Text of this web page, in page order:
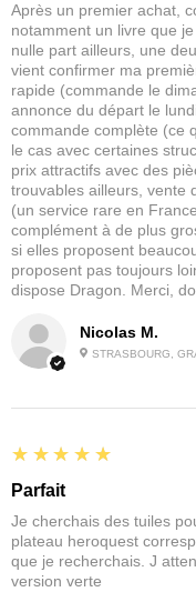
Nicolas M.
STRASBOURG,
Après un premier achat,
notamment un livre que
nulle part ailleurs, une
vient confirmer ma
rapide (commande le
annonce du départ le
commande complète (ce
le cas avec certaines
prix attractifs avec des
trouvables ailleurs, vente
(un service rare en
complément à de plus
si elles proposent
proposent pas toujours
dispose Dragon. Merci,
5
★★★★★
Parfait
Je cherchais des tuiles
plateau heroquest
que je recherchais. J
version verte